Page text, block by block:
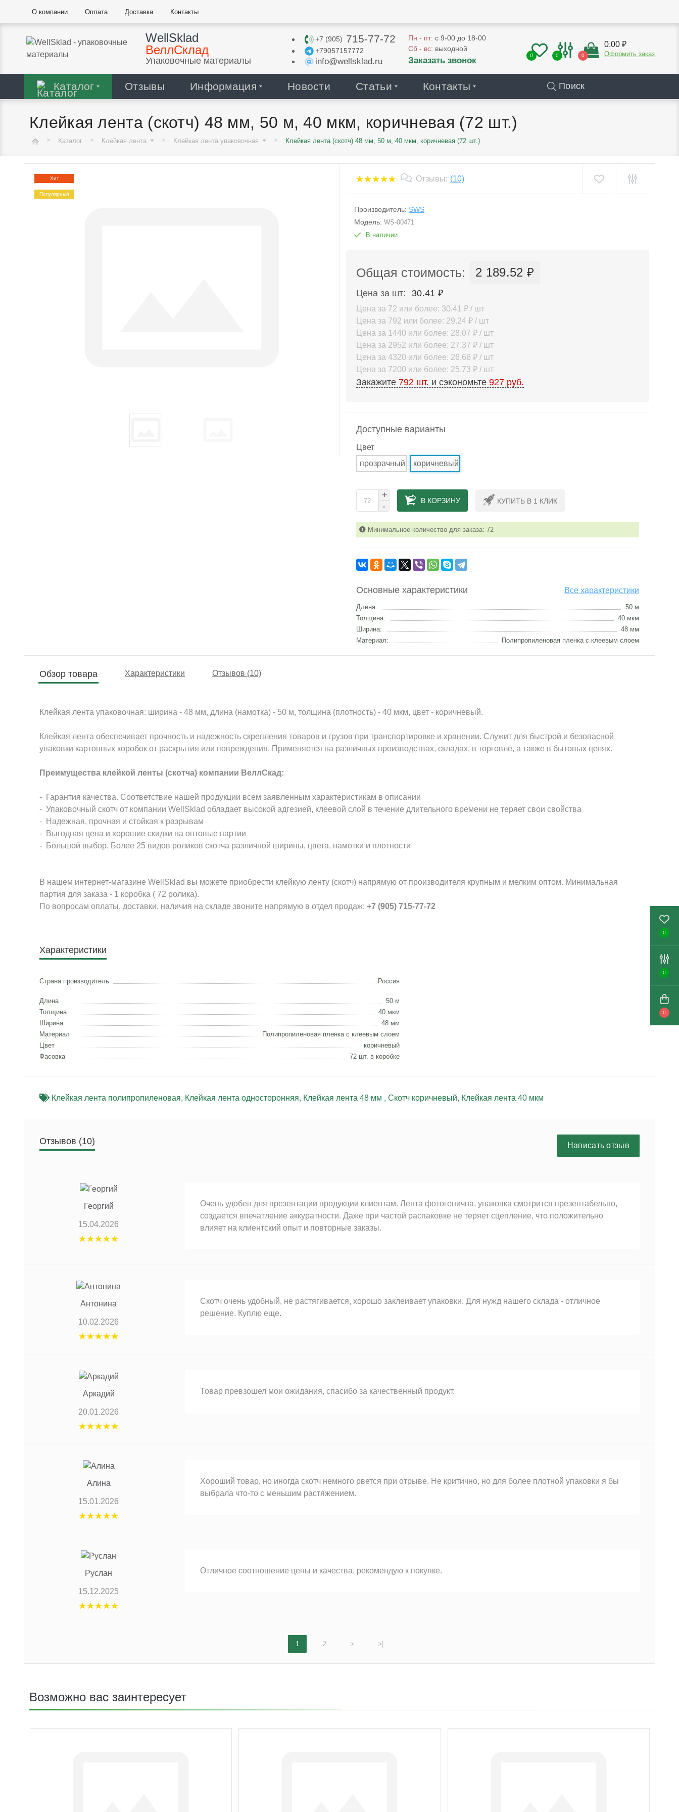
0
0
0
О компании Оплата Доставка Контакты
WellSklad
ВеллСклад
Упаковочные материалы
+7 (905) 715-77-72
+79057157772
info@wellsklad.ru
Пн - пт: с 9-00 до 18-00
Сб - вс: выходной
Заказать звонок
0 0 0
0.00 ₽
Оформить заказ
Каталог Отзывы Информация Новости Статьи Контакты Поиск
Клейкая лента (скотч) 48 мм, 50 м, 40 мкм, коричневая (72 шт.)
Каталог Клейкая лента Клейкая лента упаковочная Клейкая лента (скотч) 48 мм, 50 м, 40 мкм, коричневая (72 шт.)
Хит
Популярный
Отзывы: (10)
Производитель: SWS
Модель: WS-00471
В наличии
Общая стоимость: 2 189.52 ₽
Цена за шт: 30.41 ₽
Цена за 72 или более: 30.41 ₽ / шт
Цена за 792 или более: 29.24 ₽ / шт
Цена за 1440 или более: 28.07 ₽ / шт
Цена за 2952 или более: 27.37 ₽ / шт
Цена за 4320 или более: 26.66 ₽ / шт
Цена за 7200 или более: 25.73 ₽ / шт
Закажите 792 шт. и сэкономьте 927 руб.
Доступные варианты
Цвет
прозрачный
коричневый
+
-
В КОРЗИНУ КУПИТЬ В 1 КЛИК
Минимальное количество для заказа: 72
Основные характеристики Все характеристики
Длина:
50 м
Толщина:
40 мкм
Ширина:
48 мм
Материал:
Полипропиленовая пленка с клеевым слоем
Обзор товара Характеристики Отзывов (10)
Клейкая лента упаковочная: ширина - 48 мм, длина (намотка) - 50 м, толщина (плотность) - 40 мкм, цвет - коричневый.
Клейкая лента обеспечивает прочность и надежность скрепления товаров и грузов при транспортировке и хранении. Служит для быстрой и безопасной
упаковки картонных коробок от раскрытия или повреждения. Применяется на различных производствах, складах, в торговле, а также в бытовых целях.
Преимущества клейкой ленты (скотча) компании ВеллСкад:
- Гарантия качества. Соответствие нашей продукции всем заявленным характеристикам в описании
- Упаковочный скотч от компании WellSklad обладает высокой адгезией, клеевой слой в течение длительного времени не теряет свои свойства
- Надежная, прочная и стойкая к разрывам
- Выгодная цена и хорошие скидки на оптовые партии
- Большой выбор. Более 25 видов роликов скотча различной ширины, цвета, намотки и плотности
В нашем интернет-магазине WellSklad вы можете приобрести клейкую ленту (скотч) напрямую от производителя крупным и мелким оптом. Минимальная
партия для заказа - 1 коробка ( 72 ролика).
По вопросам оплаты, доставки, наличия на складе звоните напрямую в отдел продаж: +7 (905) 715-77-72
Характеристики
Страна производитель Россия
Длина
50 м
Толщина
40 мкм
Ширина
48 мм
Материал
Полипропиленовая пленка с клеевым слоем
Цвет
коричневый
Фасовка
72 шт. в коробке
Клейкая лента полипропиленовая, Клейкая лента односторонняя, Клейкая лента 48 мм , Скотч коричневый, Клейкая лента 40 мкм
Отзывов (10) Написать отзыв
Георгий
15.04.2026
Очень удобен для презентации продукции клиентам. Лента фотогенична, упаковка смотрится презентабельно,
создается впечатление аккуратности. Даже при частой распаковке не теряет сцепление, что положительно
влияет на клиентский опыт и повторные заказы.
Антонина
10.02.2026
Скотч очень удобный, не растягивается, хорошо заклеивает упаковки. Для нужд нашего склада - отличное
решение. Куплю еще.
Аркадий
20.01.2026
Товар превзошел мои ожидания, спасибо за качественный продукт.
Алина
15.01.2026
Хороший товар, но иногда скотч немного рвется при отрыве. Не критично, но для более плотной упаковки я бы
выбрала что-то с меньшим растяжением.
Руслан
15.12.2025
Отличное соотношение цены и качества, рекомендую к покупке.
1 2 > >|
Возможно вас заинтересует